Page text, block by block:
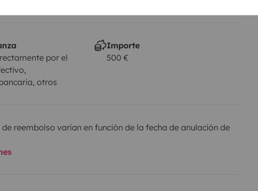
por el
otros
Importe
500 €
reembolso varían en función de la fecha de anulación de